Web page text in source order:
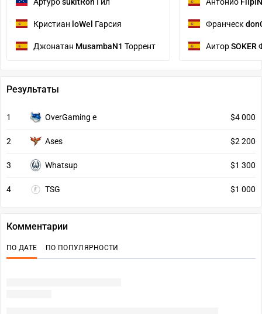
Кристиан loWel Гарсия
Джонатан MusambaN1 Торрент
Франческ
АиторSOKER
Результаты
1 OverGaming e $4 000
2 Ases $2 200
3 Whatsup $1 300
4 TSG $1 000
Комментарии
ПО ДАТЕ ПО ПОПУЛЯРНОСТИ